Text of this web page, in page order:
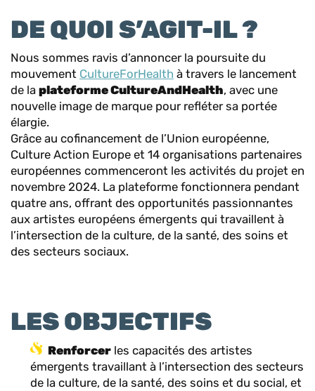
DE QUOI S’AGIT-IL ?
Nous sommes ravis d’annoncer la poursuite du
mouvement CultureForHealth à travers le lancement
de la plateforme CultureAndHealth, avec une
nouvelle image de marque pour refléter sa portée
élargie.
Grâce au cofinancement de l’Union européenne,
Culture Action Europe et 14 organisations partenaires
européennes commenceront les activités du projet en
novembre 2024. La plateforme fonctionnera pendant
quatre ans, offrant des opportunités passionnantes
aux artistes européens émergents qui travaillent à
l’intersection de la culture, de la santé, des soins et
des secteurs sociaux.
LES OBJECTIFS
Renforcer les capacités des artistes
émergents travaillant à l’intersection des secteurs
de la culture, de la santé, des soins et du social, et